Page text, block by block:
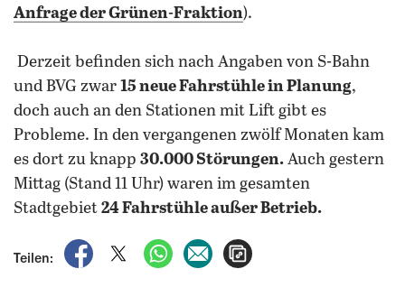
Anfrage der Grünen-Fraktion).
Derzeit befinden sich nach Angaben von S-Bahn
und BVG zwar 15 neue Fahrstühle in Planung,
doch auch an den Stationen mit Lift gibt es
Probleme. In den vergangenen zwölf Monaten kam
es dort zu knapp 30.000 Störungen. Auch gestern
Mittag (Stand 11 Uhr) waren im gesamten
Stadtgebiet 24 Fahrstühle außer Betrieb.
Teilen:
auf Facebook teilen
auf X teilenper WhatsApp teilen
per E-Mail teilen